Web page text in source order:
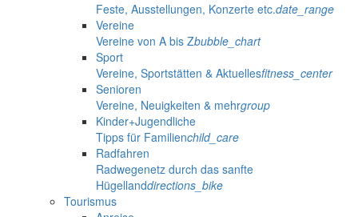
Feste, Ausstellungen, Konzerte etc.date_range
Vereine
Vereine von A bis Zbubble_chart
Sport
Vereine, Sportstätten & Aktuellesfitness_center
Senioren
Vereine, Neuigkeiten & mehrgroup
Kinder+Jugendliche
Tipps für Familienchild_care
Radfahren
Radwegenetz durch das sanfte
Hügellanddirections_bike
Tourismus